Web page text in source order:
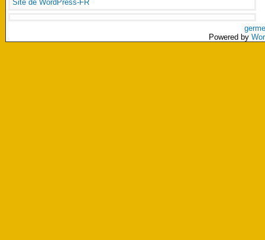
Site de WordPress-FR
Powered by